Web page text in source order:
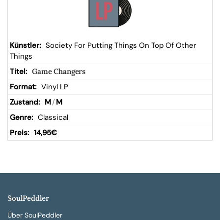
Society For Putting Things On Top Of Other
Things
Game Changers
Vinyl LP
M/ M
Classical
14,95€
SoulPeddler
Über SoulPeddler